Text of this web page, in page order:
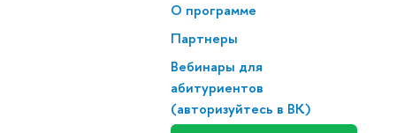
О программе
Партнеры
Вебинары для
абитуриентов
(авторизуйтесь в ВК)